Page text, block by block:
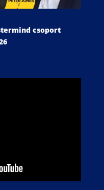
csoport